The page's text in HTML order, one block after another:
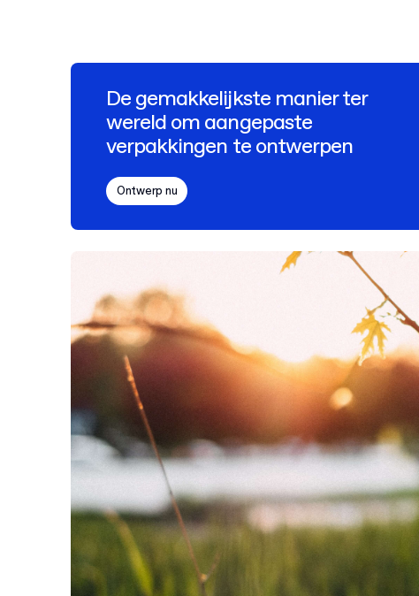
De gemakkelijkste manier ter
wereld om aangepaste
verpakkingen te ontwerpen
Ontwerp nu